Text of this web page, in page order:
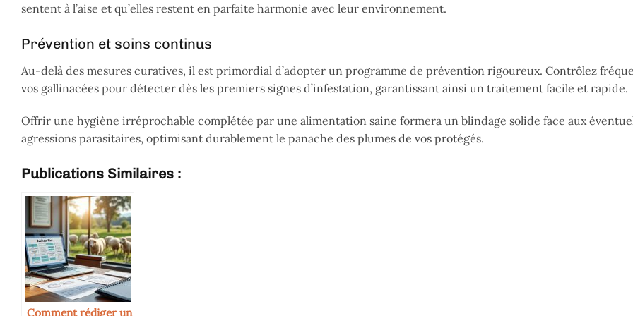
sentent à l’aise et qu’elles restent en parfaite harmonie avec leur environnement.
Prévention et soins continus
Au-delà des mesures curatives, il est primordial d’adopter un programme de prévention rigoureux. Contrôlez
vos gallinacées pour détecter dès les premiers signes d’infestation, garantissant ainsi un traitement facile et rapide.
Offrir une hygiène irréprochable complétée par une alimentation saine formera un blindage solide face aux
agressions parasitaires, optimisant durablement le panache des plumes de vos protégés.
Publications Similaires :
Comment rédiger un